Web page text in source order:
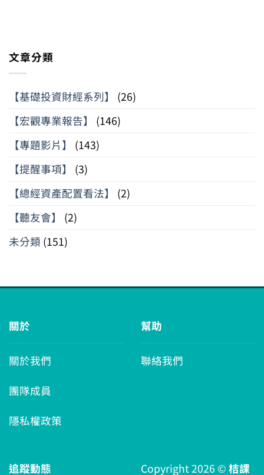
文章分類
【基礎投資財經系列】
(26)
【宏觀專業報告】
(146)
【專題影片】
(143)
【提醒事項】
(3)
【總經資產配置看法】
(2)
【聽友會】
(2)
未分類 (151)
關於
關於我們
團隊成員
隱私權政策
幫助
聯絡我們
追蹤動態 Copyright 2026 © 桔課